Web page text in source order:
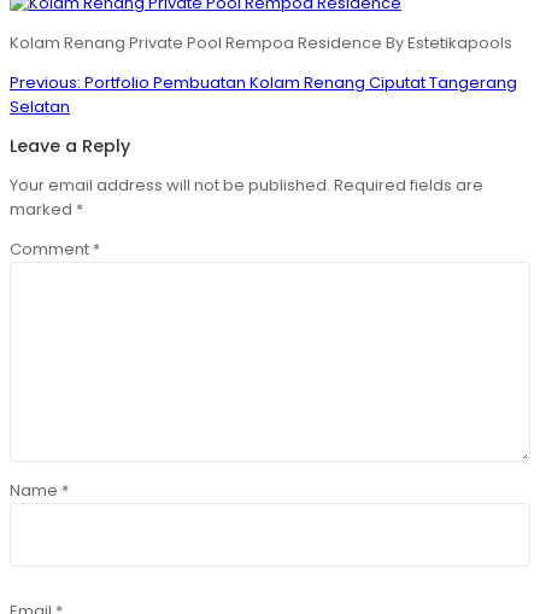
Kolam Renang Private Pool Rempoa Residence By Estetikapools
Post
navigation
Previous: Previous
Portfolio Pembuatan Kolam Renang Ciputat Tangerang
Selatan
Leave a Reply
Your email address will not be published. Required fields are
marked *
Comment *
Name *